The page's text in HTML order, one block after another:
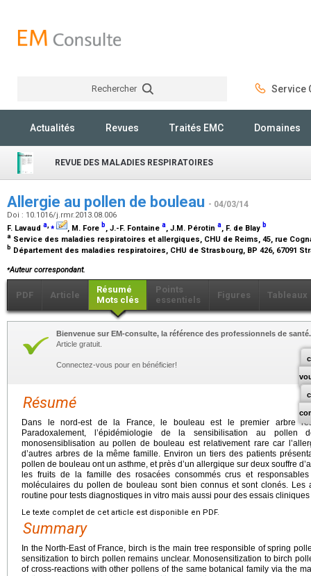
Rechercher Service
Actualités Revues Traités EMC Domaines
REVUE DES MALADIES RESPIRATOIRES
Allergie au pollen de bouleau - 04/03/14
Doi : 10.1016/j.rmr.2013.08.006
F. Lavaud a,⁎ , M. Fore b, J.-F. Fontaine a, J.M. Pérotin a, F. de Blay b
a Service des maladies respiratoires et allergiques, CHU de Reims, 45, rue
b Département des maladies respiratoires, CHU de Strasbourg, BP 426, 67091
⁎Auteur correspondant.
PDF Article
Résumé
Mots clés
Points
essentiels
Figures Tableaux
Bienvenue sur EM-consulte, la référence des professionnels de santé.
Article gratuit.
Connectez-vous pour en bénéficier!
Résumé
Dans le nord-est de la France, le bouleau est le premier arbre
Paradoxalement, l’épidémiologie de la sensibilisation au
monosensiblisation au pollen de bouleau est relativement rare car
d’autres arbres de la même famille. Environ un tiers des patients
pollen de bouleau ont un asthme, et près d’un allergique sur deux souffre
les fruits de la famille des rosacées consommés crus et
moléculaires du pollen de bouleau sont bien connus et sont clonés. Les
routine pour tests diagnostiques in vitro mais aussi pour des essais
Le texte complet de cet article est disponible en PDF.
Summary
In the North-East of France, birch is the main tree responsible of spring
sensitization to birch pollen remains unclear. Monosensitization to birch
of cross-reactions with other pollens of the same botanical family via the